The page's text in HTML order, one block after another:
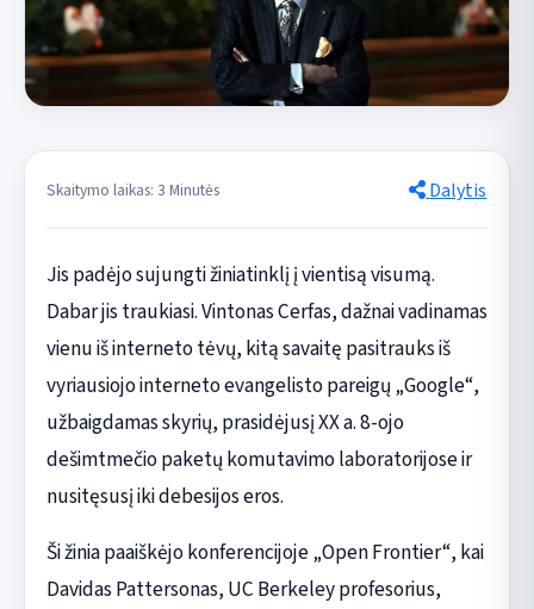
Skaitymo laikas: 3 Minutės Dalytis
Jis padėjo sujungti žiniatinklį į vientisą visumą.
Dabar jis traukiasi. Vintonas Cerfas, dažnai vadinamas
vienu iš interneto tėvų, kitą savaitę pasitrauks iš
vyriausiojo interneto evangelisto pareigų „Google“,
užbaigdamas skyrių, prasidėjusį XX a. 8-ojo
dešimtmečio paketų komutavimo laboratorijose ir
nusitęsusį iki debesijos eros.
Ši žinia paaiškėjo konferencijoje „Open Frontier“, kai
Davidas Pattersonas, UC Berkeley profesorius,